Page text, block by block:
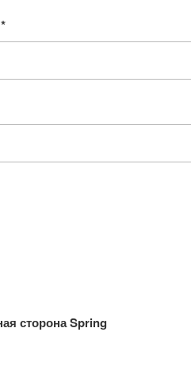
*
сторона Spring